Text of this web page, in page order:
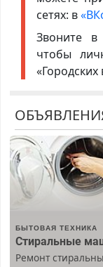
сетях: в
Звоните
чтобы
БЫТОВАЯ ТЕХНИКА
Стиральные
Ремонт